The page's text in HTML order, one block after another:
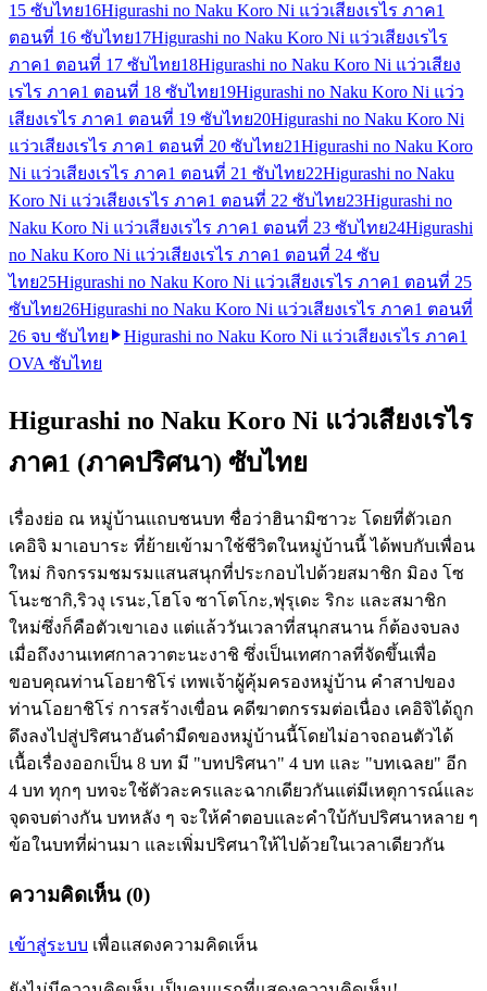
15 ซับไทย16Higurashi no Naku Koro Ni แว่วเสียงเรไร ภาค1
ตอนที่ 16 ซับไทย17Higurashi no Naku Koro Ni แว่วเสียงเรไร
ภาค1 ตอนที่ 17 ซับไทย18Higurashi no Naku Koro Ni แว่วเสียง
เรไร ภาค1 ตอนที่ 18 ซับไทย19Higurashi no Naku Koro Ni แว่ว
เสียงเรไร ภาค1 ตอนที่ 19 ซับไทย20Higurashi no Naku Koro Ni
แว่วเสียงเรไร ภาค1 ตอนที่ 20 ซับไทย21Higurashi no Naku Koro
Ni แว่วเสียงเรไร ภาค1 ตอนที่ 21 ซับไทย22Higurashi no Naku
Koro Ni แว่วเสียงเรไร ภาค1 ตอนที่ 22 ซับไทย23Higurashi no
Naku Koro Ni แว่วเสียงเรไร ภาค1 ตอนที่ 23 ซับไทย24Higurashi
no Naku Koro Ni แว่วเสียงเรไร ภาค1 ตอนที่ 24 ซับ
ไทย25Higurashi no Naku Koro Ni แว่วเสียงเรไร ภาค1 ตอนที่ 25
ซับไทย26Higurashi no Naku Koro Ni แว่วเสียงเรไร ภาค1 ตอนที่
26 จบ ซับไทย
Higurashi no Naku Koro Ni แว่วเสียงเรไร ภาค1
OVA ซับไทย
Higurashi no Naku Koro Ni แว่วเสียงเรไร
ภาค1 (ภาคปริศนา) ซับไทย
เรื่องย่อ ณ หมู่บ้านแถบชนบท ชื่อว่าฮินามิซาวะ โดยที่ตัวเอก
เคอิจิ มาเอบาระ ที่ย้ายเข้ามาใช้ชีวิตในหมู่บ้านนี้ ได้พบกับเพื่อน
ใหม่ กิจกรรมชมรมแสนสนุกที่ประกอบไปด้วยสมาชิก มิอง โซ
โนะซากิ,ริวงุ เรนะ,โฮโจ ซาโตโกะ,ฟุรุเดะ ริกะ และสมาชิก
ใหม่ซึ่งก็คือตัวเขาเอง แต่แล้ววันเวลาที่สนุกสนาน ก็ต้องจบลง
เมื่อถึงงานเทศกาลวาตะนะงาชิ ซึ่งเป็นเทศกาลที่จัดขึ้นเพื่อ
ขอบคุณท่านโอยาชิโร่ เทพเจ้าผู้คุ้มครองหมู่บ้าน คำสาปของ
ท่านโอยาชิโร่ การสร้างเขื่อน คดีฆาตกรรมต่อเนื่อง เคอิจิได้ถูก
ดึงลงไปสู่ปริศนาอันดำมืดของหมู่บ้านนี้โดยไม่อาจถอนตัวได้
เนื้อเรื่องออกเป็น 8 บท มี "บทปริศนา" 4 บท และ "บทเฉลย" อีก
4 บท ทุกๆ บทจะใช้ตัวละครและฉากเดียวกันแต่มีเหตุการณ์และ
จุดจบต่างกัน บทหลัง ๆ จะให้คำตอบและคำใบ้กับปริศนาหลาย ๆ
ข้อในบทที่ผ่านมา และเพิ่มปริศนาให้ไปด้วยในเวลาเดียวกัน
ความคิดเห็น (0)
เข้าสู่ระบบ เพื่อแสดงความคิดเห็น